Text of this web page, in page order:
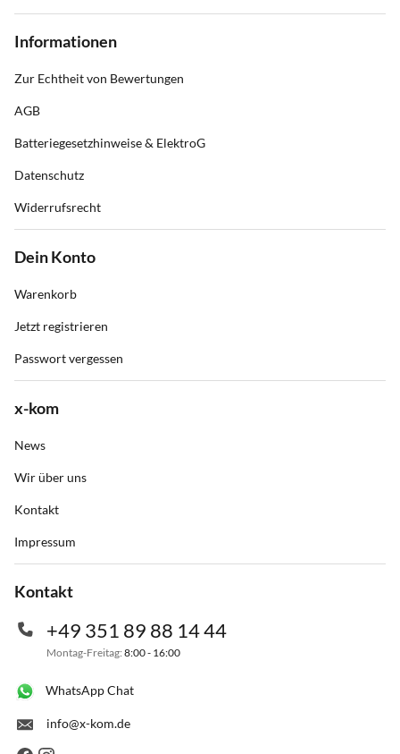
Informationen
Zur Echtheit von Bewertungen
AGB
Batteriegesetzhinweise & ElektroG
Datenschutz
Widerrufsrecht
Dein Konto
Warenkorb
Jetzt registrieren
Passwort vergessen
x-kom
News
Wir über uns
Kontakt
Impressum
Kontakt
+49 351 89 88 14 44
Montag-Freitag: 8:00 - 16:00
WhatsApp Chat
info@x-kom.de